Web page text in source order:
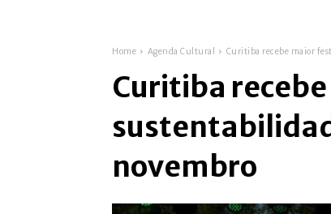
Home Agenda Cultural Curitiba recebe maior
Curitiba
novembro